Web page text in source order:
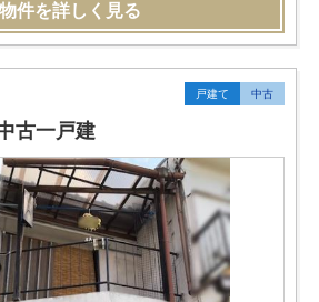
物件を詳しく見る
戸建て 中古
古一戸建